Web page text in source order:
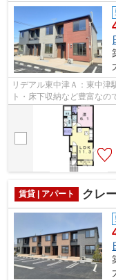
リデアル東中津Ａ：東中津
ト・床下収納など豊富な
内設備は浴室乾燥機・洗面
賃貸 | アパート クレ